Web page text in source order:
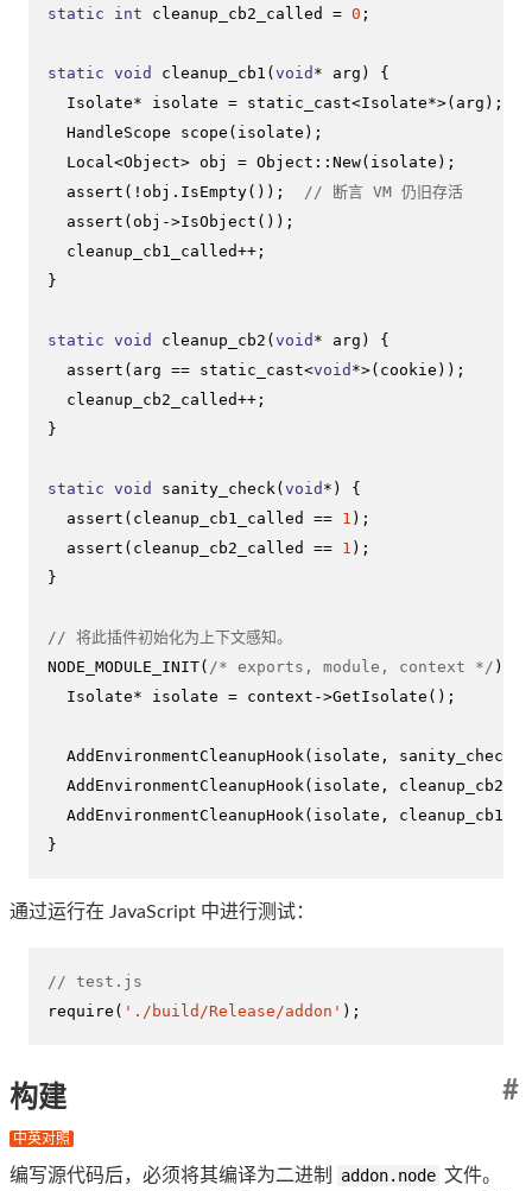
static int cleanup_cb2_called = 0 ;
static void cleanup_cb1 (void * arg)
{
  Isolate* isolate =
static_cast<Isolate*>(arg);
HandleScope scope (isolate) ;
  Local<Object> obj = Object::
New(isolate);
assert (!obj. IsEmpty());
// 断言 VM 仍旧存活
assert (obj->IsObject ());
  cleanup_cb1_called++;
}
static void cleanup_cb2 (void * arg)
{
assert (arg == static_cast<void *>(cookie));
  cleanup_cb2_called++;
}
static void sanity_check (void *)
{
assert (cleanup_cb1_called == 1 );
assert (cleanup_cb2_called == 1 );
}
// 将此插件初始化为上下文感知。
NODE_MODULE_INIT( /* exports, module, context */ ) {
  Isolate* isolate = context->
GetIsolate ();
AddEnvironmentCleanupHook (isolate, sanity_check,
AddEnvironmentCleanupHook (isolate, cleanup_cb2,
AddEnvironmentCleanupHook (isolate, cleanup_cb1,
}
通过运行在 JavaScript 中进行测试：
// test.js
require ( './build/Release/addon' );
构建 #
中英对照
编写源代码后，必须将其编译为二进制 addon.node 文件。